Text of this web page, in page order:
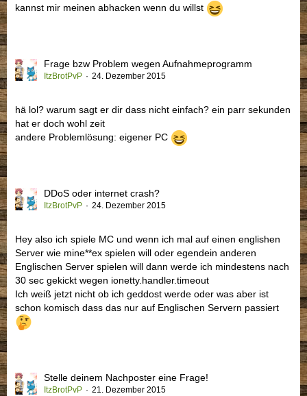
kannst mir meinen abhacken wenn du willst
Frage bzw Problem wegen Aufnahmeprogramm
ItzBrotPvP 24. Dezember 2015
hä lol? warum sagt er dir dass nicht einfach? ein parr sekunden
hat er doch wohl zeit
andere Problemlösung: eigener PC
DDoS oder internet crash?
ItzBrotPvP 24. Dezember 2015
Hey also ich spiele MC und wenn ich mal auf einen englishen
Server wie mine**ex spielen will oder egendein anderen
Englischen Server spielen will dann werde ich mindestens nach
30 sec gekickt wegen ionetty.handler.timeout
Ich weiß jetzt nicht ob ich geddost werde oder was aber ist
schon komisch dass das nur auf Englischen Servern passiert
Stelle deinem Nachposter eine Frage!
ItzBrotPvP 21. Dezember 2015